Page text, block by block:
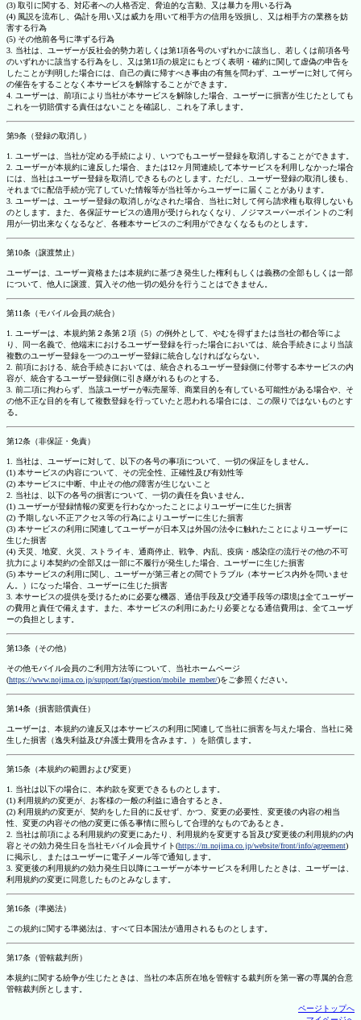
(3) 取引に関する、対応者への人格否定、脅迫的な言動、又は暴力を用いる行為
(4) 風説を流布し、偽計を用い又は威力を用いて相手方の信用を毀損し、又は相手方の業務を妨
害する行為
(5) その他前各号に準ずる行為
3. 当社は、ユーザーが反社会的勢力若しくは第1項各号のいずれかに該当し、若しくは前項各号
のいずれかに該当する行為をし、又は第1項の規定にもとづく表明・確約に関して虚偽の申告を
したことが判明した場合には、自己の責に帰すべき事由の有無を問わず、ユーザーに対して何ら
の催告をすることなく本サービスを解除することができます。
4. ユーザーは、前項により当社が本サービスを解除した場合、ユーザーに損害が生じたとしても
これを一切賠償する責任はないことを確認し、これを了承します。
第9条（登録の取消し）
1. ユーザーは、当社が定める手続により、いつでもユーザー登録を取消しすることができます。
2. ユーザーが本規約に違反した場合、または12ヶ月間連続して本サービスを利用しなかった場合
には、当社はユーザー登録を取消しできるものとします。ただし、ユーザー登録の取消し後も、
それまでに配信手続が完了していた情報等が当社等からユーザーに届くことがあります。
3. ユーザーは、ユーザー登録の取消しがなされた場合、当社に対して何ら請求権も取得しないも
のとします。また、各保証サービスの適用が受けられなくなり、ノジマスーパーポイントのご利
用が一切出来なくなるなど、各種本サービスのご利用ができなくなるものとします。
第10条（譲渡禁止）
ユーザーは、ユーザー資格または本規約に基づき発生した権利もしくは義務の全部もしくは一部
について、他人に譲渡、質入その他一切の処分を行うことはできません。
第11条（モバイル会員の統合）
1. ユーザーは、本規約第２条第２項（5）の例外として、やむを得ずまたは当社の都合等によ
り、同一名義で、他端末におけるユーザー登録を行った場合においては、統合手続きにより当該
複数のユーザー登録を一つのユーザー登録に統合しなければならない。
2. 前項における、統合手続きにおいては、統合されるユーザー登録側に付帯する本サービスの内
容が、統合するユーザー登録側に引き継がれるものとする。
3. 前二項に拘わらず、当該ユーザーが転売屋等、商業目的を有している可能性がある場合や、そ
の他不正な目的を有して複数登録を行っていたと思われる場合には、この限りではないものとす
る。
第12条（非保証・免責）
1. 当社は、ユーザーに対して、以下の各号の事項について、一切の保証をしません。
(1) 本サービスの内容について、その完全性、正確性及び有効性等
(2) 本サービスに中断、中止その他の障害が生じないこと
2. 当社は、以下の各号の損害について、一切の責任を負いません。
(1) ユーザーが登録情報の変更を行わなかったことによりユーザーに生じた損害
(2) 予期しない不正アクセス等の行為によりユーザーに生じた損害
(3) 本サービスの利用に関連してユーザーが日本又は外国の法令に触れたことによりユーザーに
生じた損害
(4) 天災、地変、火災、ストライキ、通商停止、戦争、内乱、疫病・感染症の流行その他の不可
抗力により本契約の全部又は一部に不履行が発生した場合、ユーザーに生じた損害
(5) 本サービスの利用に関し、ユーザーが第三者との間でトラブル（本サービス内外を問いませ
ん。）になった場合、ユーザーに生じた損害
3. 本サービスの提供を受けるために必要な機器、通信手段及び交通手段等の環境は全てユーザー
の費用と責任で備えます。また、本サービスの利用にあたり必要となる通信費用は、全てユーザ
ーの負担とします。
第13条（その他）
その他モバイル会員のご利用方法等について、当社ホームページ
(https://www.nojima.co.jp/support/faq/question/mobile_member/)をご参照ください。
第14条（損害賠償責任）
ユーザーは、本規約の違反又は本サービスの利用に関連して当社に損害を与えた場合、当社に発
生した損害（逸失利益及び弁護士費用を含みます。）を賠償します。
第15条（本規約の範囲および変更）
1. 当社は以下の場合に、本約款を変更できるものとします。
(1) 利用規約の変更が、お客様の一般の利益に適合するとき。
(2) 利用規約の変更が、契約をした目的に反せず、かつ、変更の必要性、変更後の内容の相当
性、変更の内容その他の変更に係る事情に照らして合理的なものであるとき。
2. 当社は前項による利用規約の変更にあたり、利用規約を変更する旨及び変更後の利用規約の内
容とその効力発生日を当社モバイル会員サイト(https://m.nojima.co.jp/website/front/info/agreement)
に掲示し、またはユーザーに電子メール等で通知します。
3. 変更後の利用規約の効力発生日以降にユーザーが本サービスを利用したときは、ユーザーは、
利用規約の変更に同意したものとみなします。
第16条（準拠法）
この規約に関する準拠法は、すべて日本国法が適用されるものとします。
第17条（管轄裁判所）
本規約に関する紛争が生じたときは、当社の本店所在地を管轄する裁判所を第一審の専属的合意
管轄裁判所とします。
ページトップへ